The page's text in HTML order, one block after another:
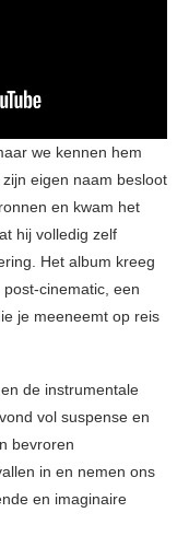
we kennen hem
eigen naam besloot
en kwam het
hij volledig zelf
Het album kreeg
cinematic, een
je meeneemt op reis
en de instrumentale
vol suspense en
bevroren
in en nemen ons
en imaginaire